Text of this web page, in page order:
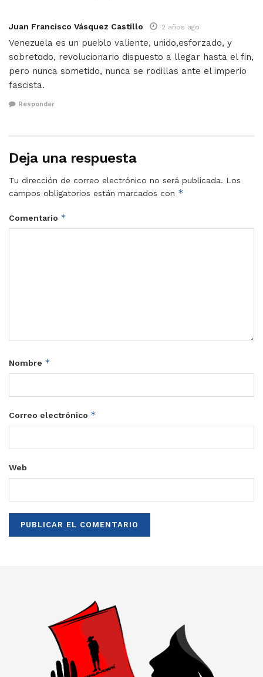
Juan Francisco Vásquez Castillo 2 años ago
Venezuela es un pueblo valiente, unido,esforzado, y
sobretodo, revolucionario dispuesto a llegar hasta el fin,
pero nunca sometido, nunca se rodillas ante el imperio
fascista.
Responder
Deja una respuesta
Tu dirección de correo electrónico no será publicada. Los
campos obligatorios están marcados con *
Comentario *
Nombre *
Correo electrónico *
Web